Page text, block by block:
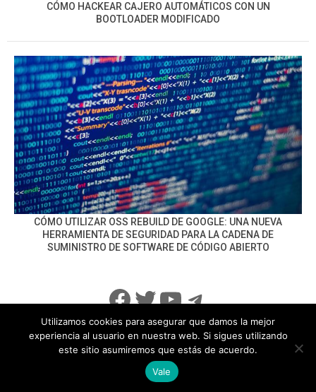
CÓMO HACKEAR CAJERO AUTOMÁTICOS CON UN
BOOTLOADER MODIFICADO
CÓMO UTILIZAR OSS REBUILD DE GOOGLE: UNA NUEVA
HERRAMIENTA DE SEGURIDAD PARA LA CADENA DE
SUMINISTRO DE SOFTWARE DE CÓDIGO ABIERTO
Facebook
Twitter
YouTube
Telegram
info@noticiasseguridad.com Política de Privacidad
Utilizamos cookies para asegurar que damos la mejor
experiencia al usuario en nuestra web. Si sigues utilizando
este sitio asumiremos que estás de acuerdo.
Vale